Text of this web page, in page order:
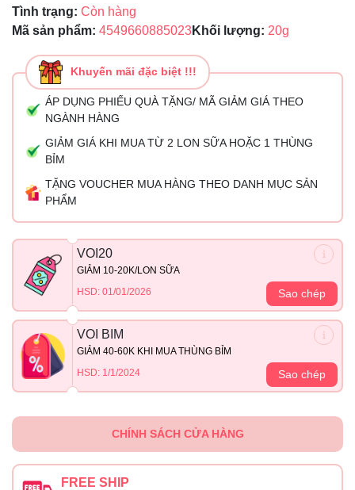
Tình trạng: Còn hàng
Mã sản phẩm: 4549660885023Khối lượng: 20g
Khuyến mãi đặc biệt !!!
ÁP DỤNG PHIẾU QUÀ TẶNG/ MÃ GIẢM GIÁ THEO
NGÀNH HÀNG
GIẢM GIÁ KHI MUA TỪ 2 LON SỮA HOẶC 1 THÙNG
BỈM
TẶNG VOUCHER MUA HÀNG THEO DANH MỤC SẢN
PHẨM
VOI20
GIẢM 10-20K/LON SỮA
HSD: 01/01/2026
Sao chép
VOI BIM
GIẢM 40-60K KHI MUA THÙNG BỈM
HSD: 1/1/2024
Sao chép
CHÍNH SÁCH CỬA HÀNG
FREE SHIP